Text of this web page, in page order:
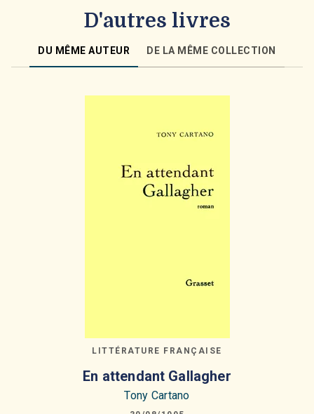
D'autres livres
DU MÊME AUTEUR DE LA MÊME COLLECTION
LITTÉRATURE FRANÇAISE
En attendant Gallagher
Tony Cartano